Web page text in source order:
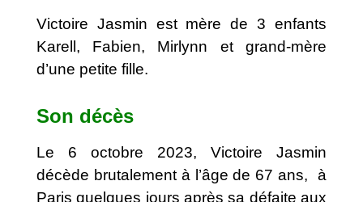
Victoire Jasmin est mère de 3 enfants
Karell, Fabien, Mirlynn et grand-mère
d’une petite fille.
Son décès
Le 6 octobre 2023, Victoire Jasmin
décède brutalement à l’âge de 67 ans, à
Paris quelques jours après sa défaite aux